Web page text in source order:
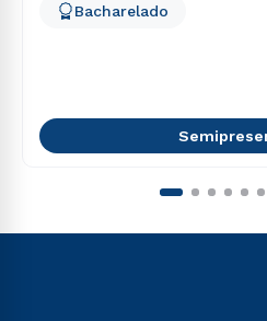
Bacharelado